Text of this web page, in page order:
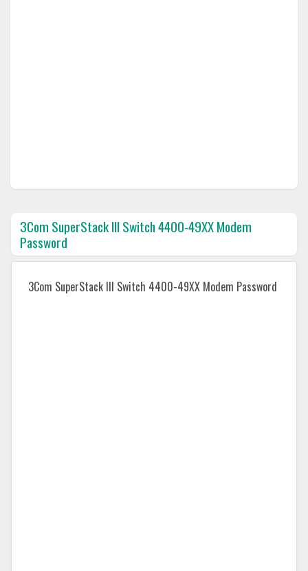
3Com SuperStack III Switch 4400-49XX Modem
Password
3Com SuperStack III Switch 4400-49XX Modem Password